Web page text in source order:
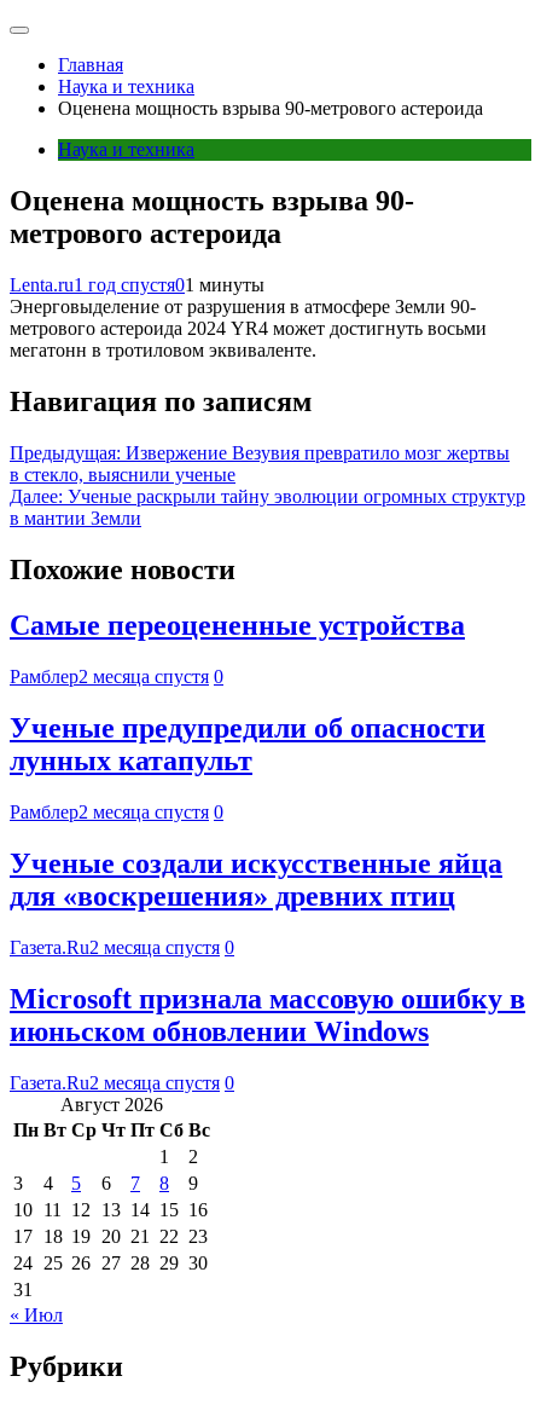
Главная
Наука и техника
Оценена мощность взрыва 90-метрового астероида
Наука и техника
Оценена мощность взрыва 90-
метрового астероида
Lenta.ru1 год спустя01 минуты
Энерговыделение от разрушения в атмосфере Земли 90-
метрового астероида 2024 YR4 может достигнуть восьми
мегатонн в тротиловом эквиваленте.
Навигация по записям
Предыдущая: Извержение Везувия превратило мозг жертвы
в стекло, выяснили ученые
Далее: Ученые раскрыли тайну эволюции огромных структур
в мантии Земли
Похожие новости
Самые переоцененные устройства
Рамблер2 месяца спустя 0
Ученые предупредили об опасности
лунных катапульт
Рамблер2 месяца спустя 0
Ученые создали искусственные яйца
для «воскрешения» древних птиц
Газета.Ru2 месяца спустя 0
Microsoft признала массовую ошибку в
июньском обновлении Windows
Газета.Ru2 месяца спустя 0
Август 2026
Пн Вт Ср Чт Пт Сб Вс
1
2
3
4 5 6 7 8
9
10 11 12 13 14 15 16
17 18 19 20 21 22 23
24 25 26 27 28 29 30
31
« Июл
Рубрики